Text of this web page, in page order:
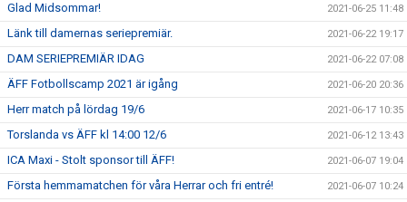
Glad Midsommar! 2021-06-25 11:48
Länk till damernas seriepremiär. 2021-06-22 19:17
DAM SERIEPREMIÄR IDAG 2021-06-22 07:08
ÄFF Fotbollscamp 2021 är igång 2021-06-20 20:36
Herr match på lördag 19/6 2021-06-17 10:35
Torslanda vs ÄFF kl 14:00 12/6 2021-06-12 13:43
ICA Maxi - Stolt sponsor till ÄFF! 2021-06-07 19:04
Första hemmamatchen för våra Herrar och fri entré! 2021-06-07 10:24